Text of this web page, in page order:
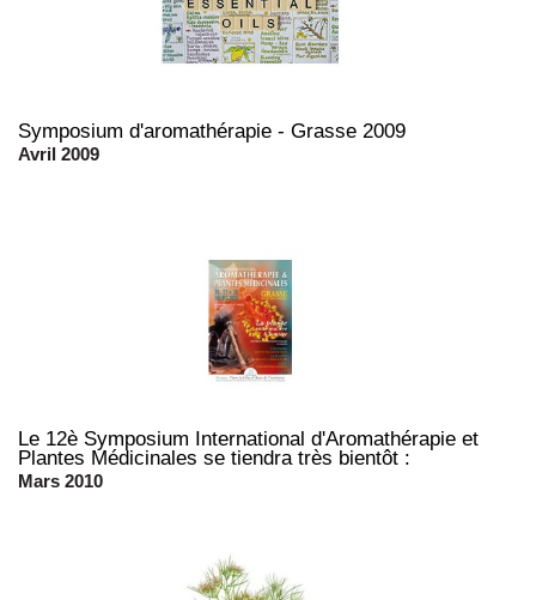
Symposium d'aromathérapie - Grasse 2009
Avril 2009
Le 12è Symposium International d'Aromathérapie et
Plantes Médicinales se tiendra très bientôt :
Mars 2010